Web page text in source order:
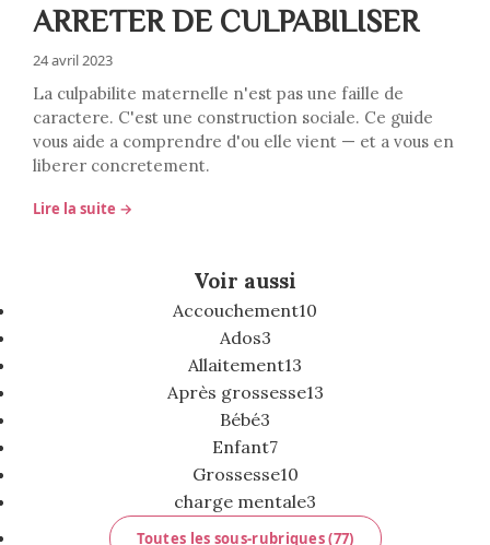
ARRETER DE CULPABILISER
24 avril 2023
La culpabilite maternelle n'est pas une faille de
caractere. C'est une construction sociale. Ce guide
vous aide a comprendre d'ou elle vient — et a vous en
liberer concretement.
Lire la suite →
Voir aussi
Accouchement10
Ados3
Allaitement13
Après grossesse13
Bébé3
Enfant7
Grossesse10
charge mentale3
Toutes les sous-rubriques (77)